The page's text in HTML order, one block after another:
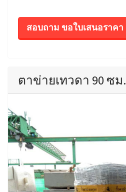
สอบถาม ขอใบเสนอราคา
ตาข่ายเทวดา 90 ซม.